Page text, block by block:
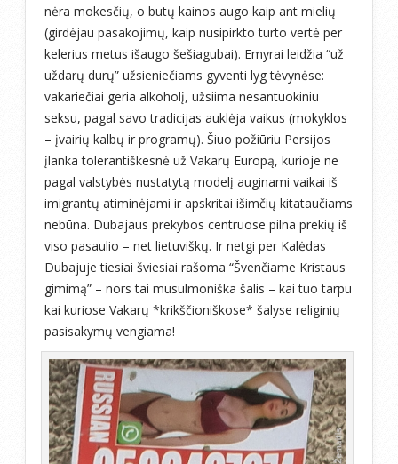
nėra mokesčių, o butų kainos augo kaip ant mielių
(girdėjau pasakojimų, kaip nusipirkto turto vertė per
kelerius metus išaugo šešiagubai). Emyrai leidžia “už
uždarų durų” užsieniečiams gyventi lyg tėvynėse:
vakariečiai geria alkoholį, užsiima nesantuokiniu
seksu, pagal savo tradicijas auklėja vaikus (mokyklos
– įvairių kalbų ir programų). Šiuo požiūriu Persijos
įlanka tolerantiškesnė už Vakarų Europą, kurioje ne
pagal valstybės nustatytą modelį auginami vaikai iš
imigrantų atiminėjami ir apskritai išimčių kitataučiams
nebūna. Dubajaus prekybos centruose pilna prekių iš
viso pasaulio – net lietuviškų. Ir netgi per Kalėdas
Dubajuje tiesiai šviesiai rašoma “Švenčiame Kristaus
gimimą” – nors tai musulmoniška šalis – kai tuo tarpu
kai kuriose Vakarų *krikščioniškose* šalyse religinių
pasisakymų vengiama!